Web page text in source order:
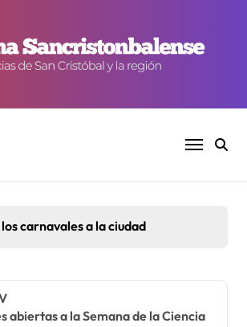
carnavales a la ciudad
abiertas a la Semana de la Ciencia